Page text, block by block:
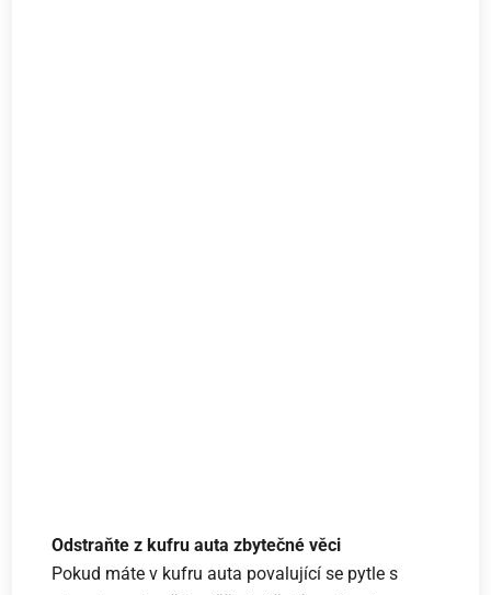
Odstraňte z kufru auta zbytečné věci
Pokud máte v kufru auta povalující se pytle s